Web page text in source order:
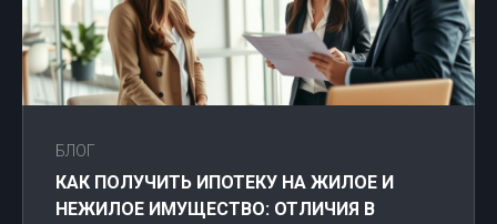
БЛОГ
КАК ПОЛУЧИТЬ ИПОТЕКУ НА ЖИЛОЕ И
НЕЖИЛОЕ ИМУЩЕСТВО: ОТЛИЧИЯ В